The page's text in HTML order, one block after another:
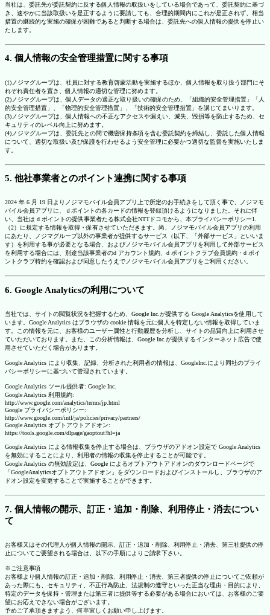
当社は、委託先が委託契約に反する個人情報の取扱いをしている場合であって、委託契約に基づ
き、速やかに当該取扱いを是正するように要請しても、合理的期間内にこれが是正されず、相当
措置の継続的な実施の確保が困難であると判断する場合は、委託先への個人情報の提供を停止い
たします。
4. 個人情報の安全管理措置に関する事項
(1)ノジマグループは、社員に対する教育啓蒙活動を実施するほか、個人情報を取り扱う部門にそ
れぞれ責任者を置き、個人情報の適切な管理に努めます。
(2)ノジマグループは、個人データの適正な取り扱いの確保のため、「組織的安全管理措置」「人
的安全管理措置」、「物理的安全管理措置」、「技術的安全管理措置」を講じてまいります。
(3)ノジマグループは、個人情報への不正なアクセスや漏えい、滅失、毀損等を防止するため、セ
キュリティのレベル向上に努めます。
(4)ノジマグループは、委託先との間で機密保持条項を含む委託契約を締結し、委託した個人情報
について、適切な取扱い及び保護を行わせるよう安全管理に必要かつ適切な監督を実施いたしま
す。
5. 他社事業者とのポイント連携に関する事項
2024 年 6 月 19 日よりノジマモバイル会員アプリ上で所定のお手続きをして頂く事で、ノジマモ
バイル会員アプリに、ｄポイントの各カードの情報を登録頂けるようになりました。それに伴
い、当社は d ポイントの提供事業者たる株式会社NTTドコモから、本プライバシーポリシー1.
（2）に規定する情報を取得・保有させていただきます。尚、ノジマモバイル会員アプリの利用
にあたり、ノジマグループ以外の事業者が提供するサービス（以下、「外部サービス」といいま
す）を利用する事が必要となる場合、およびノジマモバイル会員アプリを利用して外部サービス
を利用する場合には、別途当該事業者のd アカウント規約、d ポイントクラブ会員規約・d ポイ
ントクラブ特約を確認および同意したうえでノジマモバイル会員アプリをご利用ください。
6. Google Analyticsの利用について
当社では、サイトの閲覧状況を把握するため、Google Inc.が提供する Google Analyticsを使用して
います。Google Analytics はブラウザの cookie 情報を元に個人を特定しない情報を取得していま
す。この情報を元に、お客様のユーザー属性と行動履歴を分析し、サイトの品質向上に利用させ
ていただいております。また、この分析情報は、Google Inc.が提供するインターネット広告で使
用させていただく場合があります。
Google Analytics により収集、記録、分析された利用者の情報は、GoogleInc.により同社のプライ
バシーポリシーに基づいて管理されています。
Google Analytics ツール提供者: Google Inc.
Google Analytics 利用規約:
http://www.google.com/analytics/terms/jp.html
Google プライバシーポリシー:
http://www.google.com/intl/ja/policies/privacy/partners/
Google Analytics オプトアウトアドオン:
https://tools.google.com/dlpage/gaoptout?hl=ja
Google Analytics による情報収集を停止する場合は、ブラウザのアドオン設定で Google Analytics
を無効にすることにより、利用者の情報の収集を停止することが可能です。
Google Analytics の無効設定は、Google によるオプトアウトアドオンのダウンロードページで
「GoogleAnalyticsオプトアウトアドオン」をダウンロードおよびインストールし、ブラウザのア
ドオン設定を変更することで実施することができます。
7. 個人情報の開示、訂正・追加・削除、利用停止・消去につい
て
お客様又はその代理人が個人情報の開示、訂正・追加・削除、利用停止・消去、第三社提供の停
止についてご要望される場合は、以下の手順によりご請求下さい。
※ご注意事項
お客様より個人情報の訂正・追加・削除、利用停止・消去、第三者提供の停止についてご依頼が
あった際にも、セキュリティ、不正行為防止、法規制の遵守といった正当な理由・目的により、
特定のデータを保持・管理または第三者に提供等する必要がある場合においては、お客様のご要
望にお応えできない場合がございます。
予めご了承頂きますよう、何卒宜しくお願い申し上げます。